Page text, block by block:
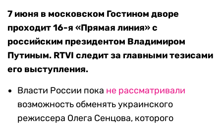
7 июня в московском Гостином дворе
проходит 16-я «Прямая линия» с
российским президентом Владимиром
Путиным. RTVI следит за главными тезисами
его выступления.
Власти России пока не рассматривали
возможность обменять украинского
режиссера Олега Сенцова, которого